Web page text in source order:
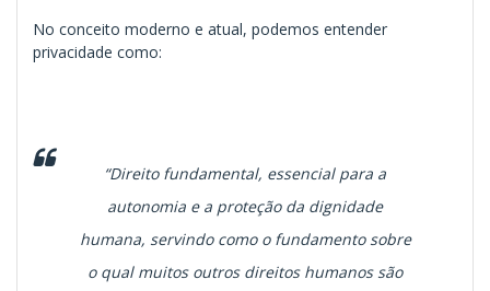
No conceito moderno e atual, podemos entender
privacidade como:
“Direito fundamental, essencial para a
autonomia e a proteção da dignidade
humana, servindo como o fundamento sobre
o qual muitos outros direitos humanos são